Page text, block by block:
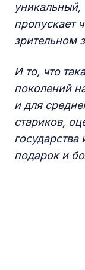
уникальный,
пропускает
зрительном
И то, что
поколений
и для
стариков,
подарок и